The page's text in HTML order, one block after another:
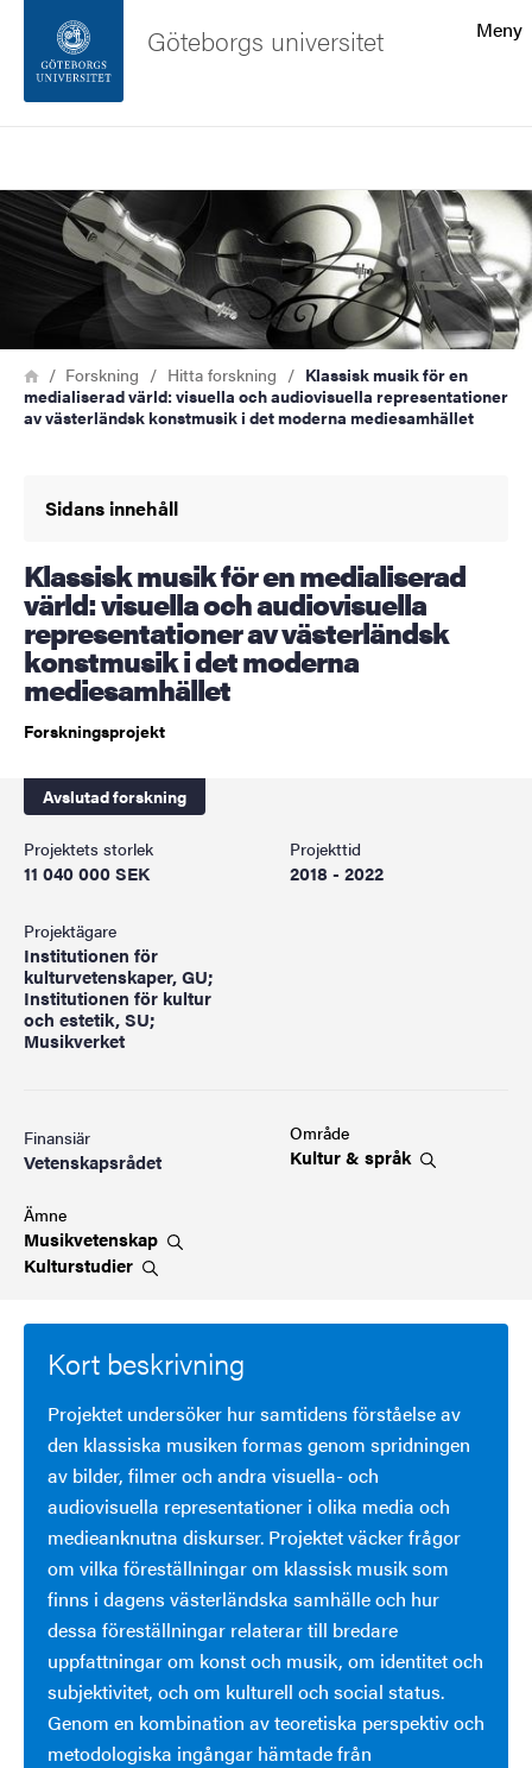
Sidfoten
Om webbplatsen
Meny
Göteborgs universitet
Bild
Länkstig
HemForskning Hitta forskning
Klassisk musik för en
medialiserad värld: visuella och audiovisuella representationer
av västerländsk konstmusik i det moderna mediesamhället
Sidans innehåll
Klassisk musik för en medialiserad
värld: visuella och audiovisuella
representationer av västerländsk
konstmusik i det moderna
mediesamhället
Forskningsprojekt
Avslutad forskning
Projektets storlek
11 040 000 SEK
Projekttid
2018 - 2022
Projektägare
Institutionen för
kulturvetenskaper, GU;
Institutionen för kultur
och estetik, SU;
Musikverket
Finansiär
Vetenskapsrådet
Område
Kultur & språk
Ämne
Musikvetenskap
Kulturstudier
Kort beskrivning
Projektet undersöker hur samtidens förståelse av
den klassiska musiken formas genom spridningen
av bilder, filmer och andra visuella- och
audiovisuella representationer i olika media och
medieanknutna diskurser. Projektet väcker frågor
om vilka föreställningar om klassisk musik som
finns i dagens västerländska samhälle och hur
dessa föreställningar relaterar till bredare
uppfattningar om konst och musik, om identitet och
subjektivitet, och om kulturell och social status.
Genom en kombination av teoretiska perspektiv och
metodologiska ingångar hämtade från